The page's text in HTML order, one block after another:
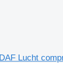
Lucht